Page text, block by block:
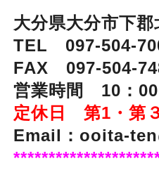
大分県大分市下
TEL 097-504-
FAX 097-504-
営業時間 10：00
定休日 第1・第
Email：ooita-